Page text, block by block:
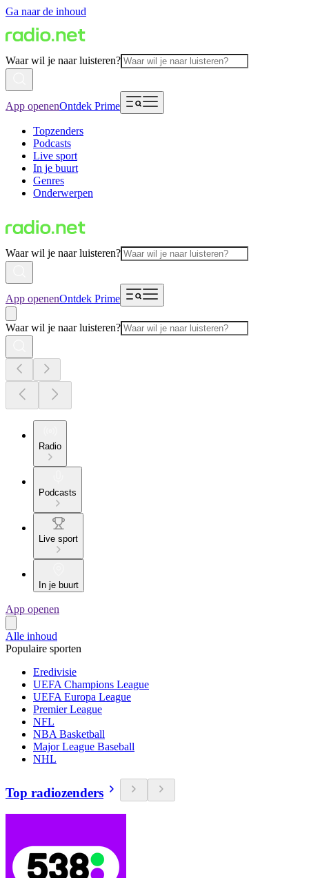
Ga naar de inhoud
Waar wil je naar luisteren?
App openenOntdek Prime
Topzenders
Podcasts
Live sport
In je buurt
Genres
Onderwerpen
Waar wil je naar luisteren?
App openenOntdek Prime
Waar wil je naar luisteren?
Radio
Podcasts
Live sport
In je buurt
App openen
Alle inhoud
Populaire sporten
Eredivisie
UEFA Champions League
UEFA Europa League
Premier League
NFL
NBA Basketball
Major League Baseball
NHL
Top radiozenders